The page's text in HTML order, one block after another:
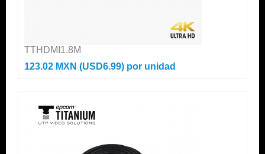
TTHDMI1.8M
123.02 MXN (USD6.99) por unidad